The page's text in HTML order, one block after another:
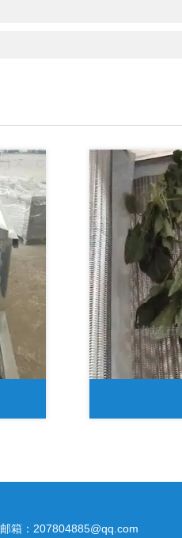
邮箱：207804885@qq.com